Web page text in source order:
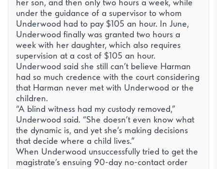
her son, and then only two hours a week, while
under the guidance of a supervisor to whom
Underwood had to pay $105 an hour. In June,
Underwood finally was granted two hours a
week with her daughter, which also requires
supervision at a cost of $105 an hour.
Underwood said she still can’t believe Harman
had so much credence with the court considering
that Harman never met with Underwood or the
children.
“A blind witness had my custody removed,”
Underwood said. “She doesn’t even know what
the dynamic is, and yet she’s making decisions
that decide where a child lives.”
When Underwood unsuccessfully tried to get the
magistrate’s ensuing 90-day no-contact order